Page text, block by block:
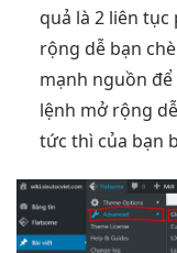
quả là 2 liên tục
rộng dễbạn
mạnh nguồn để
lệnh mở rộng dễ
tức thì của bạn